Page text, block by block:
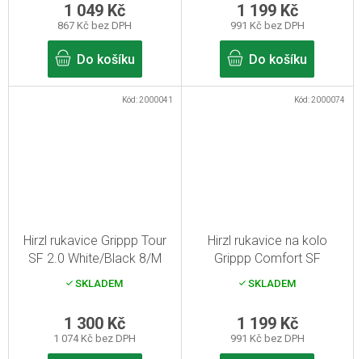
867 Kč bez DPH
1 049 Kč
Do košíku
991 Kč bez DPH
1 199 Kč
Do košíku
Hirzl rukavice Grippp Tour
SF 2.0 White/Black 8/M
SKLADEM
1 074 Kč bez DPH
1 300 Kč
Kód:2000041
Hirzl rukavice na kolo
Grippp Comfort SF
Black/White 6/XS
SKLADEM
991 Kč bez DPH
1 199 Kč
Kód:2000074